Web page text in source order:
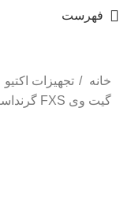
فهرست
خانه تجهیزات اکتیو
گیت وی FXS گرند‌استریم